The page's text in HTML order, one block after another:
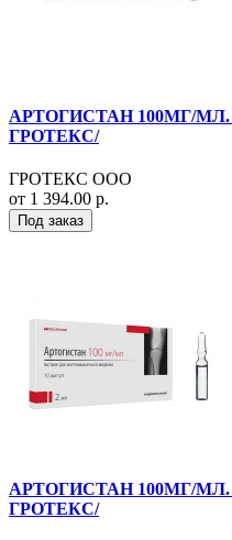
АРТОГИСТАН 100МГ/
ГРОТЕКС/
ГРОТЕКС ООО
от 1 394.00 р.
Под заказ
АРТОГИСТАН 100МГ/
ГРОТЕКС/